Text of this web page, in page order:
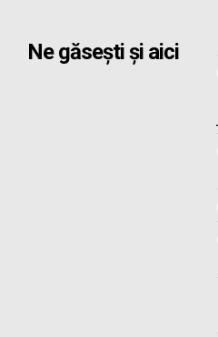
Ne găsești și aici